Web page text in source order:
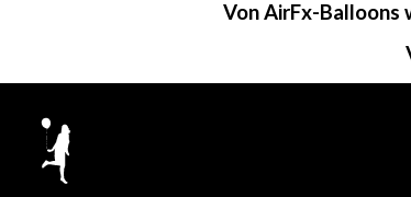
springen
Von AirFx-Balloons